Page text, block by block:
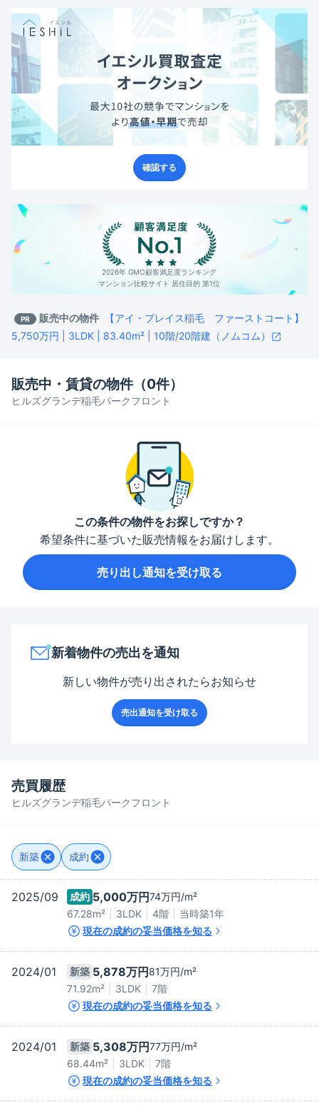
確認する
2026年 GMO顧客満足度ランキング
マンション比較サイト 居住目的 第1位
PR 販売中の物件
【アイ・プレイス稲毛 ファーストコート】
5,750万円 | 3LDK | 83.40m² | 10階/20階建（ノムコム）
ヒルズグランデ稲毛パークフロント
販売中・賃貸の物件（0件）
この条件の物件をお探しですか？
希望条件に基づいた販売情報をお届けします。
売り出し通知を受け取る
新着物件の売出を通知
新しい物件が売り出されたらお知らせ
売出通知を受け取る
ヒルズグランデ稲毛パークフロント
売買履歴
新築 成約
2025/09 成約 5,000万円74万円/m²
67.28m²
3LDK 4階 当時築1年
現在の成約の妥当価格を知る
2024/01 新築 5,878万円81万円/m²
71.92m²
3LDK
7階
現在の成約の妥当価格を知る
2024/01 新築 5,308万円77万円/m²
68.44m²
3LDK
7階
現在の成約の妥当価格を知る